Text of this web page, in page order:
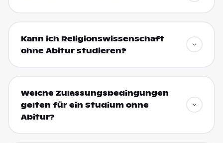
Kann ich Religionswissenschaft
ohne Abitur studieren?
Welche Zulassungsbedingungen
gelten für ein Studium ohne
Abitur?